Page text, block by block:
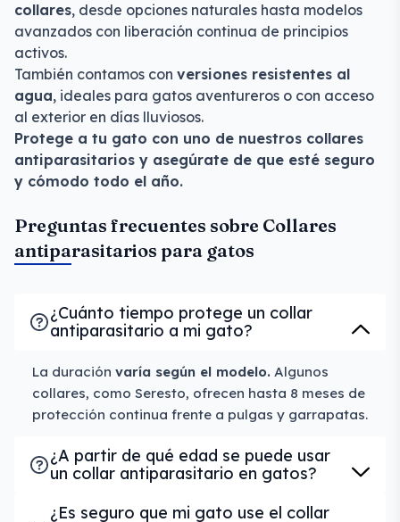
collares, desde opciones naturales hasta modelos
avanzados con liberación continua de principios
activos.
También contamos con versiones resistentes al
agua, ideales para gatos aventureros o con acceso
al exterior en días lluviosos.
Protege a tu gato con uno de nuestros collares
antiparasitarios y asegúrate de que esté seguro
y cómodo todo el año.
Preguntas frecuentes sobre Collares
antiparasitarios para gatos
¿Cuánto tiempo protege un collar
antiparasitario a mi gato?
La duración varía según el modelo. Algunos
collares, como Seresto, ofrecen hasta 8 meses de
protección continua frente a pulgas y garrapatas.
¿A partir de qué edad se puede usar
un collar antiparasitario en gatos?
¿Es seguro que mi gato use el collar